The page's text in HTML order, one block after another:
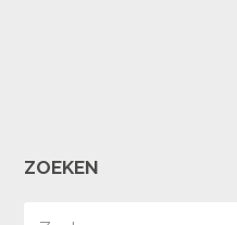
ZOEKEN